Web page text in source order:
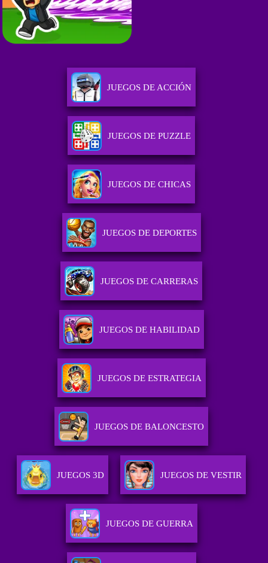
JUEGOS DE ACCIÓN
JUEGOS DE PUZZLE
JUEGOS DE CHICAS
JUEGOS DE DEPORTES
JUEGOS DE CARRERAS
JUEGOS DE HABILIDAD
JUEGOS DE ESTRATEGIA
JUEGOS DE BALONCESTO
JUEGOS 3D JUEGOS DE VESTIR
JUEGOS DE GUERRA